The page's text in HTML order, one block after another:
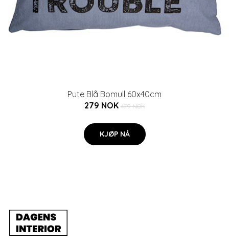
Pute Blå Bomull 60x40cm
279 NOK 479 NOK
KJØP NÅ